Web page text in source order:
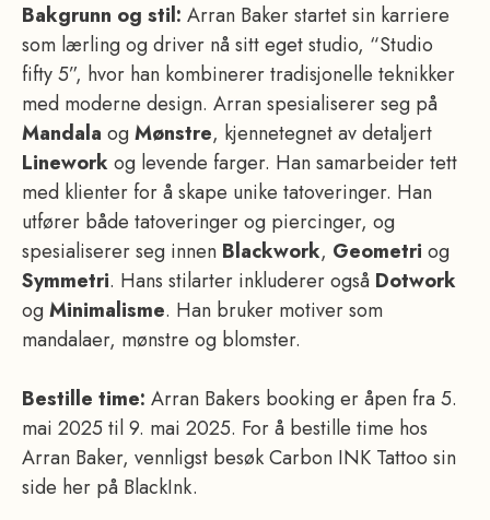
Bakgrunn og stil: Arran Baker startet sin karriere
som lærling og driver nå sitt eget studio, “Studio
fifty 5”, hvor han kombinerer tradisjonelle teknikker
med moderne design. Arran spesialiserer seg på
Mandala ogMønstre, kjennetegnet av detaljert
Lineworkog levende farger. Han samarbeider tett
med klienter for å skape unike tatoveringer. Han
utfører både tatoveringer og piercinger, og
spesialiserer seg innen Blackwork, Geometri og
Symmetri. Hans stilarter inkluderer også Dotwork
ogMinimalisme. Han bruker motiver som
mandalaer, mønstre og blomster.
Bestille time: Arran Bakers booking er åpen fra 5.
mai 2025 til 9. mai 2025. For å bestille time hos
Arran Baker, vennligst besøk Carbon INK Tattoo sin
side her på BlackInk.